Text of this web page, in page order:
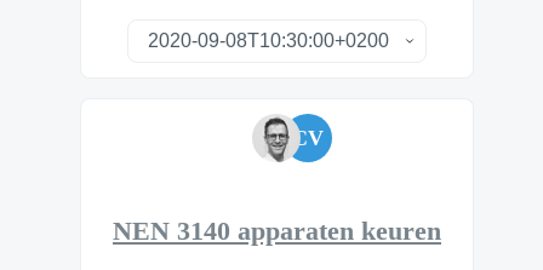
CV
NEN 3140 apparaten keuren